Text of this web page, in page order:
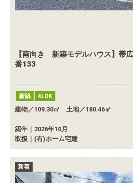
【南向き 新築モデルハウス】帯
番133
新築 4LDK
建物／109.30㎡ 土地／180.46㎡
築年｜2026年10月
取扱｜(有)ホーム宅建
新着